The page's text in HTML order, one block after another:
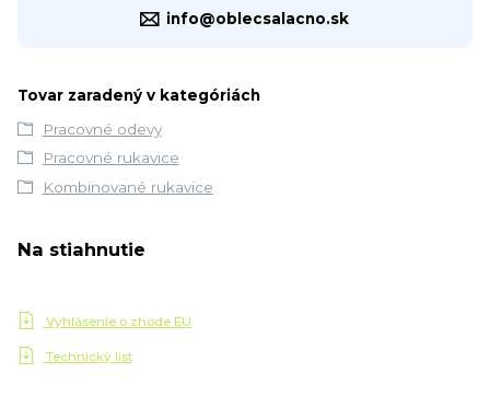
info@oblecsalacno.sk
Tovar zaradený v kategóriách
Pracovné odevy
Pracovné rukavice
Kombinované rukavice
Na stiahnutie
Vyhlásenie o zhode EU
Technický list